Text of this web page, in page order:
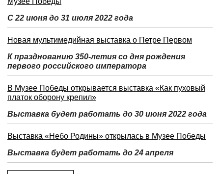
С 22 июня до 31 июля 2022 года
Новая мультимедийная выставка о Петре Первом
К празднованию 350-летия со дня рождения
первого российского императора
В Музее Победы открывается выставка «Как пуховый
платок оборону крепил»
Выставка будет работать до 30 июня 2022 года
Выставка «Небо Родины» открылась в Музее Победы
Выставка будет работать до 24 апреля